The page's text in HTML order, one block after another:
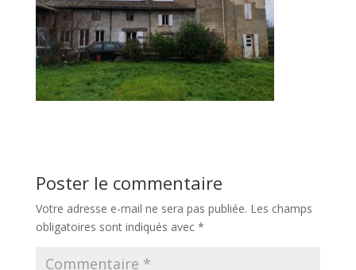
Poster le commentaire
Votre adresse e-mail ne sera pas publiée. Les champs
obligatoires sont indiqués avec *